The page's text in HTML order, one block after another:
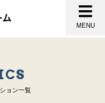
MENU
ョン一覧